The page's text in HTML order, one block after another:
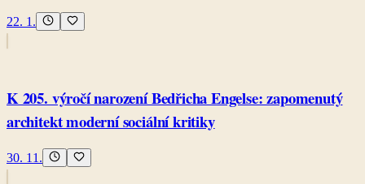
22. 1.
K 205. výročí narození Bedřicha Engelse: zapomenutý
architekt moderní sociální kritiky
30. 11.